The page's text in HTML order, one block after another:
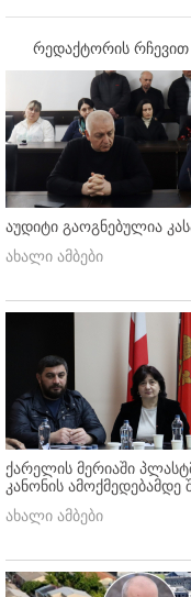
რედაქტორის რჩევით
აუდიტი გაოგნებულია
ახალი ამბები
ქარელის მერიაში
კანონის ამოქმედებამდე
ახალი ამბები